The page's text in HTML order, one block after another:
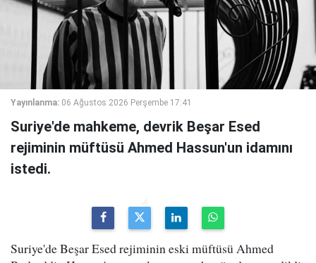
Yayınlanma: 06 Ağustos 2026 Perşembe 17:41
Suriye'de mahkeme, devrik Beşar Esed
rejiminin müftüsü Ahmed Hassun'un idamını
istedi.
Suriye'de Beşar Esed rejiminin eski müftüsü Ahmed